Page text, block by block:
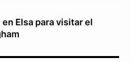
Elsa para visitar el